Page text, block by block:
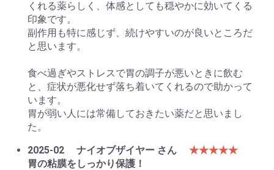
くれる薬らしく、体感としても穏やかに効いてくる
印象です。
副作用も特に感じず、続けやすいのが良いところだ
と思います。
食べ過ぎやストレスで胃の調子が悪いときに飲む
と、症状が悪化せず落ち着いてくれるので助かって
います。
胃が弱い人には常備しておきたい薬だと思いまし
た。
2025-02
ナイオブザイヤー さん
★★★★★
胃の粘膜をしっかり保護！